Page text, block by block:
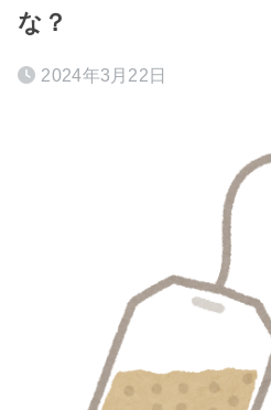
な？
2024年3月22日